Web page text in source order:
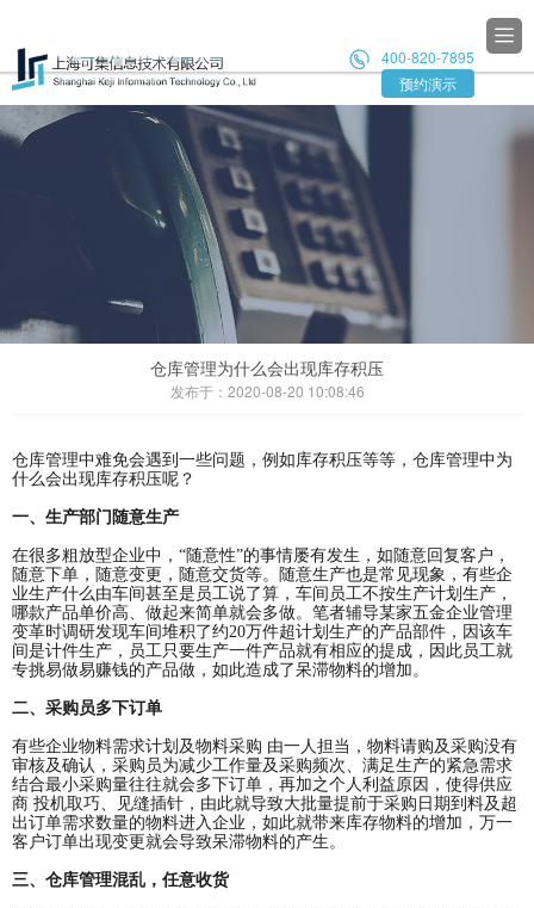

预约演示
 400-820-7895
仓库管理为什么会出现库存积压
发布于：2020-08-20 10:08:46
仓库管理中难免会遇到一些问题，例如库存积压等等，仓库管理中为
什么会出现库存积压呢？
一、生产部门随意生产
在很多粗放型企业中，“随意性”的事情屡有发生，如随意回复客户，
随意下单，随意变更，随意交货等。随意生产也是常见现象，有些企
业生产什么由车间甚至是员工说了算，车间员工不按生产计划生产，
哪款产品单价高、做起来简单就会多做。笔者辅导某家五金企业管理
变革时调研发现车间堆积了约20万件超计划生产的产品部件，因该车
间是计件生产，员工只要生产一件产品就有相应的提成，因此员工就
专挑易做易赚钱的产品做，如此造成了呆滞物料的增加。
二、采购员多下订单
有些企业物料需求计划及物料采购 由一人担当，物料请购及采购没有
审核及确认，采购员为减少工作量及采购频次、满足生产的紧急需求
结合最小采购量往往就会多下订单，再加之个人利益原因，使得供应
商 投机取巧、见缝插针，由此就导致大批量提前于采购日期到料及超
出订单需求数量的物料进入企业，如此就带来库存物料的增加，万一
客户订单出现变更就会导致呆滞物料的产生。
三、仓库管理混乱，任意收货